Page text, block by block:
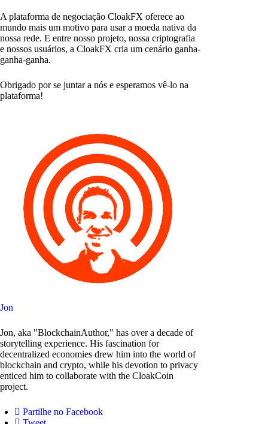
A plataforma de negociação CloakFX oferece ao
mundo mais um motivo para usar a moeda nativa da
nossa rede. E entre nosso projeto, nossa criptografia
e nossos usuários, a CloakFX cria um cenário ganha-
ganha-ganha.
Obrigado por se juntar a nós e esperamos vê-lo na
plataforma!
Jon
Jon, aka "BlockchainAuthor," has over a decade of
storytelling experience. His fascination for
decentralized economies drew him into the world of
blockchain and crypto, while his devotion to privacy
enticed him to collaborate with the CloakCoin
project.
Partilhe no Facebook